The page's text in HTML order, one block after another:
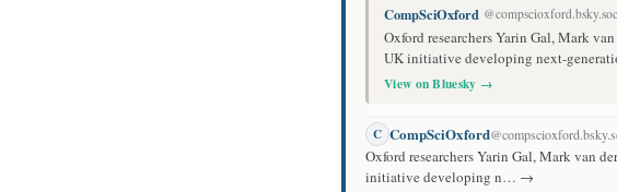
CompSciOxford
Oxford researchers Yarin Gal, Mark
UK initiative developing next-
View on Bluesky →
C CompSciOxford
Oxford researchers Yarin Gal, Mark van
initiative developing n… →